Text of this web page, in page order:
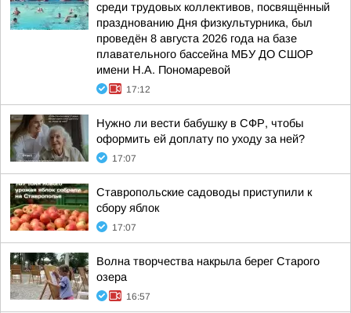
среди трудовых коллективов, посвящённый
празднованию Дня физкультурника, был
проведён 8 августа 2026 года на базе
плавательного бассейна МБУ ДО СШОР
имени Н.А. Пономаревой
17:12
Нужно ли вести бабушку в СФР, чтобы
оформить ей доплату по уходу за ней?
17:07
Ставропольские садоводы приступили к
сбору яблок
17:07
Волна творчества накрыла берег Старого
озера
16:57